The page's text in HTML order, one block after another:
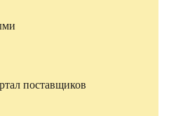
поставщиков